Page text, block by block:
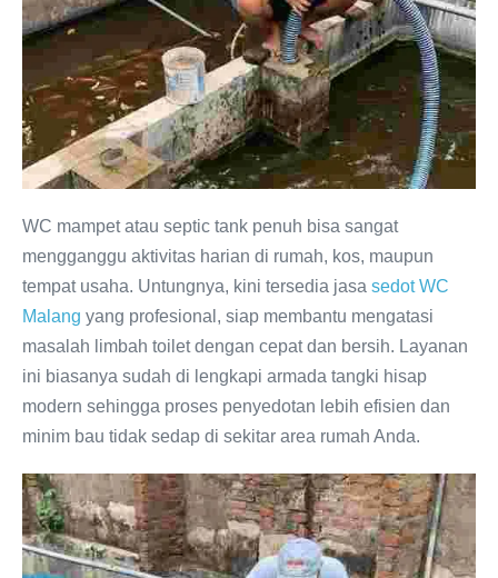
WC mampet atau septic tank penuh bisa sangat
mengganggu aktivitas harian di rumah, kos, maupun
tempat usaha. Untungnya, kini tersedia jasa sedot WC
Malang yang profesional, siap membantu mengatasi
masalah limbah toilet dengan cepat dan bersih. Layanan
ini biasanya sudah di lengkapi armada tangki hisap
modern sehingga proses penyedotan lebih efisien dan
minim bau tidak sedap di sekitar area rumah Anda.